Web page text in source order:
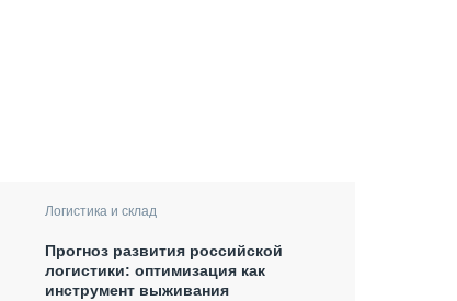
Логистика и склад
Прогноз развития российской
логистики: оптимизация как
инструмент выживания